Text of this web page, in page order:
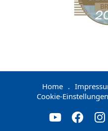
Home .
Cookie-Einstellungen